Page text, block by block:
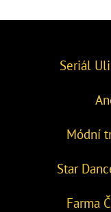
Seriál
Módní
Star
Farma